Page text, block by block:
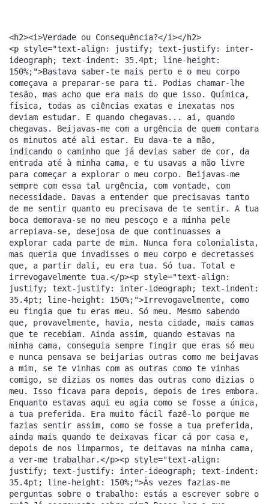
<h2><i>Verdade ou Consequência?</i></h2> <p style="text-align: justify; text-justify: inter-ideograph; text-indent: 35.4pt; line-height: 150%;">Bastava saber-te mais perto e o meu corpo começava a preparar-se para ti. Podias chamar-lhe tesão, mas acho que era mais do que isso. Química, física, todas as ciências exatas e inexatas nos deviam estudar. E quando chegavas... ai, quando chegavas. Beijavas-me com a urgência de quem contara os minutos até ali estar. Eu dava-te a mão, indicando o caminho que já devias saber de cor, da entrada até à minha cama, e tu usavas a mão livre para começar a explorar o meu corpo. Beijavas-me sempre com essa tal urgência, com vontade, com necessidade. Davas a entender que precisavas tanto de me sentir quanto eu precisava de te sentir. A tua boca demorava-se no meu pescoço e a minha pele arrepiava-se, desejosa de que continuasses a explorar cada parte de mim. Nunca fora colonialista, mas queria que invadisses o meu corpo e decretasses que, a partir dali, eu era tua. Só tua. Total e irrevogavelmente tua.</p><p style="text-align: justify; text-justify: inter-ideograph; text-indent: 35.4pt; line-height: 150%;">Irrevogavelmente, como eu fingia que tu eras meu. Só meu. Mesmo sabendo que, provavelmente, havia, nesta cidade, mais camas que te recebiam. Ainda assim, quando estavas na minha cama, conseguia sempre fingir que eras só meu e nunca pensava se beijarias outras como me beijavas a mim, se te vinhas com as outras como te vinhas comigo, se dizias os nomes das outras como dizias o meu. Isso ficava para depois, depois de ires embora. Enquanto estavas aqui eu agia como se fosse a única, a tua preferida. Era muito fácil fazê-lo porque me fazias sentir assim, como se fosse a tua preferida, ainda mais quando te deixavas ficar cá por casa e, depois de nos limparmos, te deitavas na minha cama, a ver-me trabalhar.</p><p style="text-align: justify; text-justify: inter-ideograph; text-indent: 35.4pt; line-height: 150%;">Às vezes fazias-me perguntas sobre o trabalho: estás a escrever sobre o quê? Já escreveste sobre mim? Posso ler o que escreveste? E eu respondia: estou a escrever sobre a vida. Fosse sobre o que fosse, era sobre a vida. Mas depois mentia: não, nunca escrevi sobre ti. E não, não podias ler o que estava a escrever — temia que te reconhecesses nas palavras como eu te reconhecia ao lê-las, mesmo quando não escrevia sobre ti.</p><p style="text-align: justify; text-justify: inter-ideograph; text-indent: 35.4pt; line-height: 150%;">Gostava de quando ficavas a ver-me trabalhar. Ficavas tão interessado no meu trabalho e, por vezes, reconhecia em ti uma expressão que parecia orgulho, embora não compreendesse porquê. Era fácil ter-te aqui, talvez por isso ansiasse os dias em que me escolhias como companhia. Conversávamos sobre o mundo. Sobre os super-heróis que eu não conhecia, sobre as viagens que gostávamos de fazer e não podíamos porque não tínhamos dinheiro, sobre traumas, sobre cicatrizes, sobre amor, sobre guerra. Tu parecias apaziguar a ansiedade. Todas as perguntas que me rodeavam quando não estavas pareciam respeitar-te e deixavam a casa assim que tu entravas. Quando saías, elas voltavam.</p><p style="text-align: justify; text-justify: inter-ideograph; text-indent: 35.4pt; line-height: 150%;">Quanto dinheiro tenho na conta? Quantas faturas ainda não me pagaram? O que compro para o bebé da Maria? O que compro para prenda de casamento do Joel? O que vou fazer depois do doutoramento, quando for uma doutora no país dos doutores? Que resposta darei no próximo almoço de família quando me perguntarem como ou onde está o meu namorado, para quando um casamento, e os filhos, não achas que estás na idade de começar a pensar nestas coisas? Tantas perguntas que tu fazias desaparecer.</p><p style="text-align: justify; text-justify: inter-ideograph; text-indent: 35.4pt; line-height: 150%;">Na terapia discutíamos este efeito que tinhas em mim. Lá, podia admitir que estava apaixonada e que tinha medo de te dizer porque dizer-te que estava apaixonada significava reconhecer que o nosso prazo de validade expirara — enquanto fosse casual, sem compromissos, estava tudo bem; quando houvesse sentimentos surgiriam as complicações, estava tudo mal. No fundo, enquanto eu conseguisse evitar falar de sentimentos podíamos continuar a conquistar os nossos objetivos: tu querias a parte casual para te divertires; eu queria a parte casual para mostrar que conseguia ser moderna e divertida.</p><p style="text-align: justify; text-justify: inter-ideograph; text-indent: 35.4pt; line-height: 150%;">Nos jantares com os meus amigos falávamos sobre a minha supostamente interessante vida amorosa e todos tinham uma opinião a partilhar sobre nós. Eu nem sabia se podíamos usar assim este pronome plural, mas aceitava-o como aceitava as opiniões dos meus amigos — sem dar grande importância.</p><p style="text-align: justify; text-justify: inter-ideograph; text-indent: 35.4pt; line-height: 150%;">Estes jantares eram uma espécie de rotina para nós. Uma vez por mês, em datas difíceis de combinar e sempre com um ou outro membro ausente, encontrávamo-nos na mesma pizzaria para jantar e depois seguíamos para o bar que frequentávamos há anos. Uma vez por mês, dividíamos a conta enquanto nos sentíamos uma espécie de adaptação portuguesa de uma qualquer série americana sobre grupos de amigos, a beber vinho e a comer a melhor pizza à qual conseguíamos ter acesso por ali.</p><p style="text-align: justify; text-justify: inter-ideograph; text-indent: 35.4pt; line-height: 150%;">Se fôssemos a tal adaptação portuguesa de uma série americana, conseguíamos até preencher os estereótipos habituais. Havia o Ricardo, que negava a possibilidade de monogamia e a quem nunca tínhamos conhecido uma namorada — ou namorado. Depois, havia a Maria, numa relação estável há uns dois ou três anos, grávida de quatro meses, a planear <i>baby showers</i> e a ler os melhores blogues de maternidade enquanto dava connosco em doidos ao falar constantemente sobre pré, pós, durante e tudo o que fosse parto. O Rafael era o elemento mistério do grupo, com um namoro à distância e um trabalho estranho que não compreendíamos, mas que devia ser importante porque era bem pago. Ainda havia, claro, o casal que nos fazia acreditar no amor: o Joel e a Margarida. Namorados para aí desde o primeiro mês da universidade, tinham perdido a virgindade um com o outro, viviam juntos, iam casar no Verão numa quinta qualquer que arrasava nas fotografias no Instagram e já tinham uma lista de nomes para quando decidissem ter filhos. Sobrava eu, a estudante de doutoramento, a ser paga para escrever a recibos verdes, numa relação casual há meio ano, claramente a esticar a corda, definitivamente a confundir conceitos relacionais.</p><p style="text-align: justify; text-justify: inter-ideograph; text-indent: 35.4pt; line-height: 150%;">Deste grupo, tu só conhecias o Ricardo, que dividia este apartamento demasiado caro comigo. Quando ele não estava — o que acontecia muitas vezes — deixávamos a nossa roupa espalhada pela casa, nem sempre chegando com alguma peça de roupa ao quarto, muitas vezes dando um uso diferente ao sofá, algumas vezes pensando que daria muito trabalho quando fizéssemos o percurso inverso à procura de roupa interior.</p><p style="text-align: justify; text-justify: inter-ideograph; text-indent: 35.4pt; line-height: 150%;">Foi então que veio aquela tarde de março. Chovia. Eu tinha um disco de Bon Iver a tocar enquanto escrevia. Devia estar a escrever a tese ou um dos artigos que precisava de entregar, mas escrevia apenas por escrever. Escrevia sobre a vida, sobre o amor, sobre ti. Por este andar, acabaria mais depressa este livro do que a tese. O telemóvel tocou. Eras tu. Atendi. “Estás em casa?”, perguntaste. Respondi que sim. “Posso passar aí? Quero falar contigo sobre uma coisa”. Não sabia sobre o que querias falar, mas assumi logo o pior. Guardei o ficheiro em que estava a trabalhar, troquei o disco de Bon Iver por uma lista aleatória do serviço de <i>streaming</i>, escovei o cabelo, coloquei perfume e tocaste à campainha quando eu estava a lavar os dentes. Tinhas sido demasiado rápido.</p><p style="text-align: justify; text-justify: inter-ideograph; text-indent: 35.4pt; line-height: 150%;">Esboçaste um sorriso assim que saíste do elevador, o mesmo sorriso que eu costumava fingir ser motivado por eu ser a tua pessoa preferida. Puxaste-me contra ti e beijaste-me. Foi um beijo diferente, mas o meu corpo reagiu a ti da mesma maneira. Não havia urgência, apenas vontade e algo mais que eu não conseguia identificar. O meu corpo pedia que continuasses a explorá-lo, mas afastaste-te. “Espero não estar a atrasar o teu trabalho”, disseste. “Está tudo controlado”, respondi, atordoada. Encaminhei-te para a sala, que desta vez nos recebia vestidos.</p><p style="text-align: justify; text-justify: inter-ideograph; text-indent: 35.4pt; line-height: 150%;">“Estás apaixonada por mim?”, perguntaste. Eu não sabia o que responder. Devia confirmar ou mentir? “O que é que isso importa?”, perguntei de volta. “Importa tudo”, disseste. “O que raio estamos a fazer?”, insististe. De repente, as perguntas que me invadiam perderam o respeito que tinham por ti. Agora, tinham mais uma pergunta no grupo, mais uma pergunta para a qual eu tinha de ter resposta: o que raio estamos a fazer?</p><p style="text-align: justify; text-justify: inter-ideograph; text-indent: 35.4pt; line-height: 150%;">Devias ter percebido que eu ainda não encontrara as palavras que queria dizer porque começaste um discurso meio improvisado, meio pensado durante várias noites. “Acho que isto entre nós deixou de ser casual há muito tempo. Continuamos a fingir que é casual, mas eu passo dias e dias contigo. Se calhar tu ainda falas com outros ou sais com outros, mas eu só te quero a ti, só mesmo a ti, e não sei por que caraças continuo a fingir que há outras. Por isso eu quero saber se estou louco ou se sentes o mesmo.